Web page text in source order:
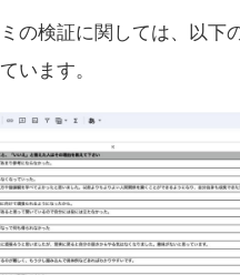
の検証に関しては、以下
います。